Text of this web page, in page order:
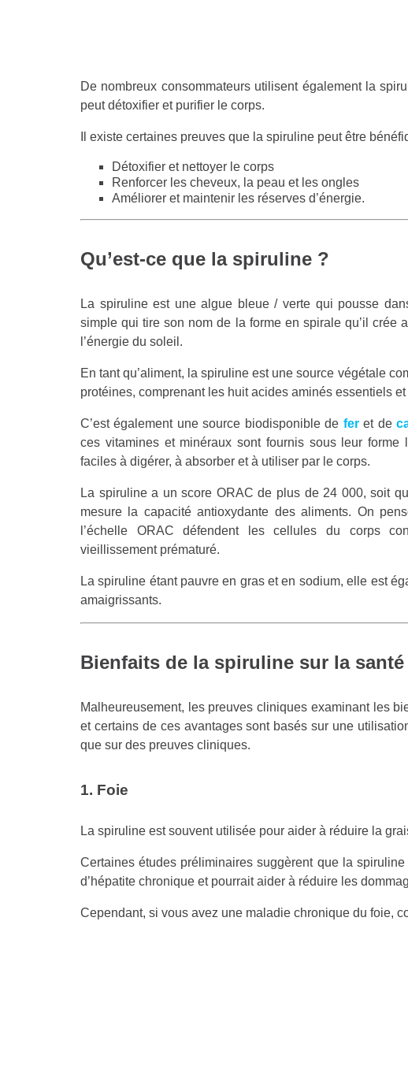
De nombreux consommateurs utilisent également la
peut détoxifier et purifier le corps.
Il existe certaines preuves que la spiruline peut être
Détoxifier et nettoyer le corps
Renforcer les cheveux, la peau et les ongles
Améliorer et maintenir les réserves d’énergie.
Qu’est-ce que la spiruline ?
La spiruline est une algue bleue / verte qui pousse
simple qui tire son nom de la forme en spirale qu’il crée
l’énergie du soleil.
En tant qu’aliment, la spiruline est une source végétale
protéines, comprenant les huit acides aminés essentiels
C’est également une source biodisponible de feret de
ces vitamines et minéraux sont fournis sous leur
faciles à digérer, à absorber et à utiliser par le corps.
La spiruline a un score ORAC de plus de 24 000, soit
mesure la capacité antioxydante des aliments. On
l’échelle ORAC défendent les cellules du corps
vieillissement prématuré.
La spiruline étant pauvre en gras et en sodium, elle est
amaigrissants.
Bienfaits de la spiruline sur la santé
Malheureusement, les preuves cliniques examinant les
et certains de ces avantages sont basés sur une
que sur des preuves cliniques.
1. Foie
La spiruline est souvent utilisée pour aider à réduire la
Certaines études préliminaires suggèrent que la
d’hépatite chronique et pourrait aider à réduire les
Cependant, si vous avez une maladie chronique du foie,